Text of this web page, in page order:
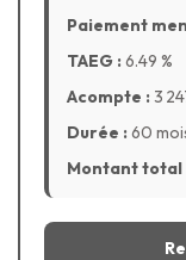
Paiement
TAEG :6.49 %
Acompte :3
Durée :60
Montant total